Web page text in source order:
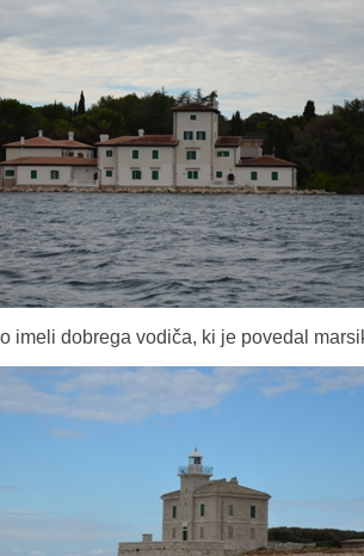
imeli dobrega vodiča, ki je povedal